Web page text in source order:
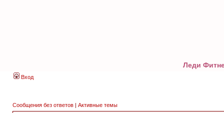
Леди
Вход
Сообщения без ответов | Активные темы